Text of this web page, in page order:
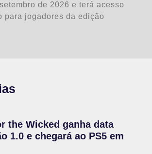
de 2026 e terá acesso
para jogadores da edição
the Wicked ganha data
1.0 e chegará ao PS5 em